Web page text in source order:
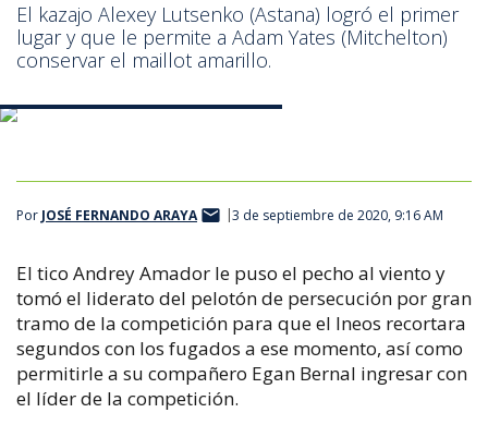
El kazajo Alexey Lutsenko (Astana) logró el primer
lugar y que le permite a Adam Yates (Mitchelton)
conservar el maillot amarillo.
Por JOSÉ FERNANDO ARAYA 3 de septiembre de 2020, 9:16 AM
El tico Andrey Amador le puso el pecho al viento y
tomó el liderato del pelotón de persecución por gran
tramo de la competición para que el Ineos recortara
segundos con los fugados a ese momento, así como
permitirle a su compañero Egan Bernal ingresar con
el líder de la competición.